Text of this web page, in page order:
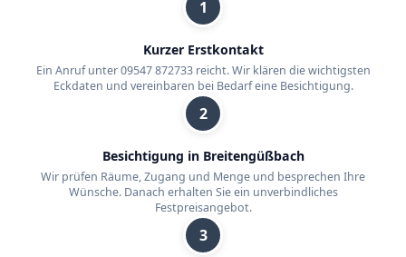
1
Kurzer Erstkontakt
Ein Anruf unter 09547 872733 reicht. Wir klären die wichtigsten
Eckdaten und vereinbaren bei Bedarf eine Besichtigung.
2
Besichtigung in Breitengüßbach
Wir prüfen Räume, Zugang und Menge und besprechen Ihre
Wünsche. Danach erhalten Sie ein unverbindliches
Festpreisangebot.
3